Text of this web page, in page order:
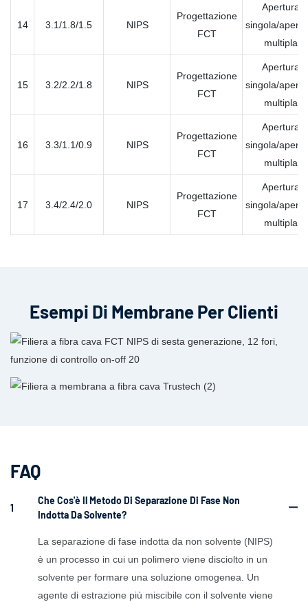
14 3.1/1.8/1.5 NIPS
Progettazione
FCT
Apertura
singola/
multipla
15 3.2/2.2/1.8 NIPS
Progettazione
FCT
Apertura
singola/
multipla
16 3.3/1.1/0.9 NIPS
Progettazione
FCT
Apertura
singola/
multipla
17 3.4/2.4/2.0 NIPS
Progettazione
FCT
Apertura
singola/
multipla
Esempi Di Membrane Per Clienti
FAQ
1
Che Cos'è Il Metodo Di Separazione Di Fase Non
Indotta Da Solvente?
La separazione di fase indotta da non solvente (NIPS)
è un processo in cui un polimero viene disciolto in un
solvente per formare una soluzione omogenea. Un
agente di estrazione più miscibile con il solvente viene